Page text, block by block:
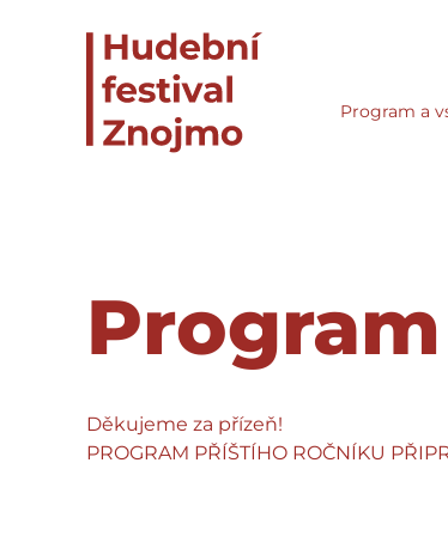
Program a
Děkujeme za přízeň!
PROGRAM PŘÍŠTÍHO ROČNÍKU